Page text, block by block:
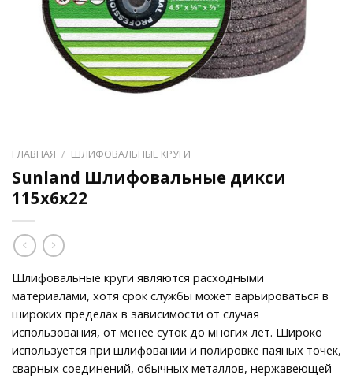
ГЛАВНАЯ / ШЛИФОВАЛЬНЫЕ КРУГИ
Sunland Шлифовальные дикси
115x6x22
Шлифовальные круги являются расходными
материалами, хотя срок службы может варьироваться в
широких пределах в зависимости от случая
использования, от менее суток до многих лет. Широко
используется при шлифовании и полировке паяных точек,
сварных соединений, обычных металлов, нержавеющей